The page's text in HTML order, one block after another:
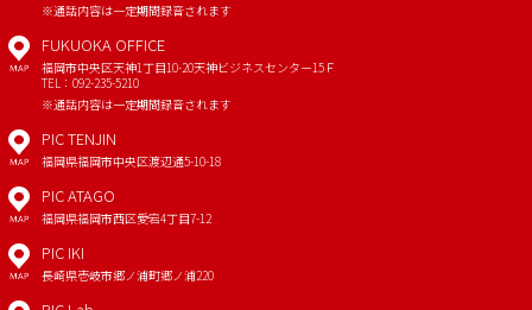
※通話内容は一定期間録音されます
MAP
FUKUOKA OFFICE
福岡市中央区天神1丁目10-20天神ビジネスセンター15Ｆ
TEL：092-235-5210
※通話内容は一定期間録音されます
MAP
PIC TENJIN
福岡県福岡市中央区渡辺通5-10-18
MAP
PIC ATAGO
福岡県福岡市西区愛宕4丁目7-12
MAP
PIC IKI
長崎県壱岐市郷ノ浦町郷ノ浦220